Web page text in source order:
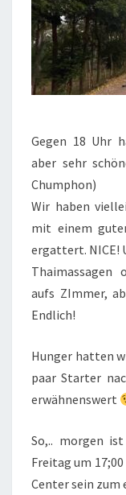
Gegen 18 Uhr
aber sehr
Chumphon)
Wir haben
mit einem
ergattert. NICE!
Thaimassagen
aufs ZImmer,
Endlich!
Hunger hatten
paar Starter
erwähnenswert
So,.. morgen
Freitag um
Center sein zum